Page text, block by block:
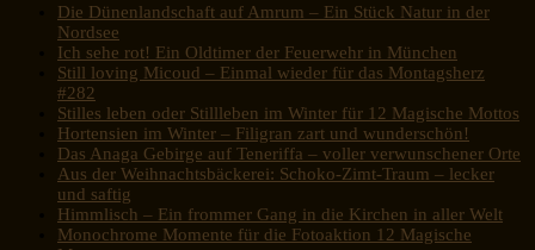
Die Dünenlandschaft auf Amrum – Ein Stück Natur in der
Nordsee
Ich sehe rot! Ein Oldtimer der Feuerwehr in München
Still loving Micoud – Einmal wieder für das Montagsherz
#282
Stilles leben oder Stillleben im Winter für 12 Magische Mottos
Hortensien im Winter – Filigran zart und wunderschön!
Das Anaga Gebirge auf Teneriffa – voller verwunschener Orte
Aus der Weihnachtsbäckerei: Schoko-Zimt-Traum – lecker
und saftig
Himmlisch – Ein frommer Gang in die Kirchen in aller Welt
Monochrome Momente für die Fotoaktion 12 Magische